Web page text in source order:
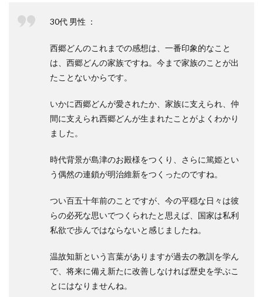
30代 男性 ：
西郷どんのこれまでの感想は、一番印象的なこと
は、西郷どんの家族ですね。今まで家族のことが出
たことないからです。
いかに西郷どんが愛されたか、家族に支えられ、仲
間に支えられ西郷どんが生まれたことがよくわかり
ました。
時代背景が島津のお殿様をつくり、さらに篤姫とい
う偶然の連鎖が明治維新をつくったのですね。
つい百五十年前のことですが、今の平穏な日々は彼
らの必死な思いでつくられたと思えば、国家は私利
私欲で歩んではならないと感じましたね。
温故知新という言葉がありますが過去の教訓を学ん
で、将来に備え新たに改善しなければ歴史を学ぶこ
とにはなりませんね。